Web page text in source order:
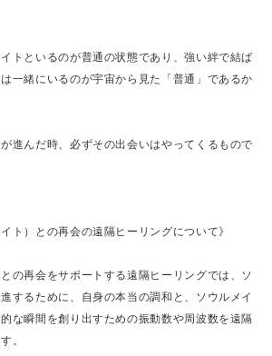
トといるのが普通の状態であり、強い絆で結ば
一緒にいるのが宇宙から見た「普通」であるか
進んだ時、必ずその出会いはやってくるもので
ト）との再会の遠隔ヒーリングについて》
の再会をサポートする遠隔ヒーリングでは、ソ
するために、自身の本当の調和と、ソウルメイ
な瞬間を創り出すための振動数や周波数を遠隔
。